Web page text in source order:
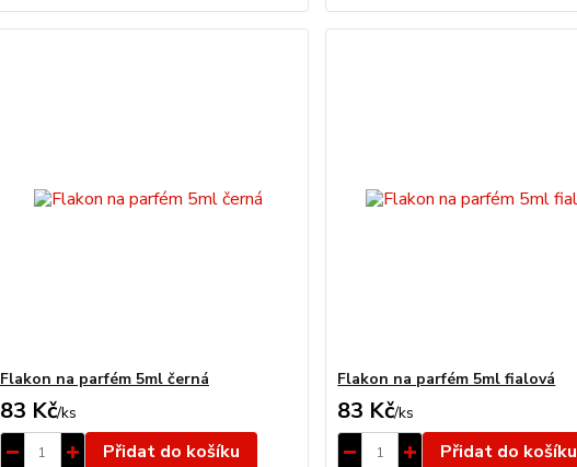
Flakon na parfém 5ml černá
83 Kč/ks
Přidat do košíku
Flakon na parfém 5ml fialová
83 Kč/ks
Přidat do košíku